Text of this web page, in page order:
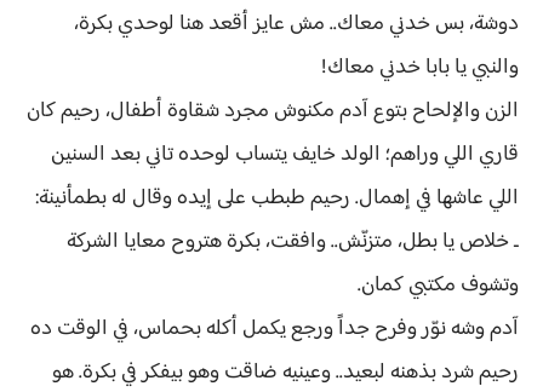
دوشة، بس خدني معاك.. مش عايز أقعد هنا لوحدي بكرة،
والنبي يا بابا خدني معاك!
الزن والإلحاح بتوع آدم مكنوش مجرد شقاوة أطفال، رحيم كان
قاري اللي وراهم؛ الولد خايف يتساب لوحده تاني بعد السنين
اللي عاشها في إهمال. رحيم طبطب على إيده وقال له بطمأنينة:
ـ خلاص يا بطل، متزنّش.. وافقت، بكرة هتروح معايا الشركة
وتشوف مكتبي كمان.
آدم وشه نوّر وفرح جداً ورجع يكمل أكله بحماس، في الوقت ده
رحيم شرد بذهنه لبعيد.. وعينيه ضاقت وهو بيفكر في بكرة. هو